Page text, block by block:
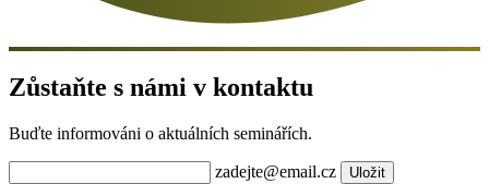
Zůstaňte s námi v kontaktu
Buďte informováni o aktuálních seminářích.
zadejte@email.cz Uložit